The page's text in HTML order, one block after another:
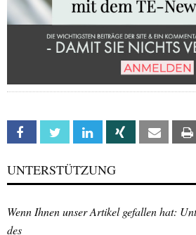
Facebook Twitter Linkedin Xing Email
UNTERSTÜTZUNG
Wenn Ihnen unser Artikel gefallen hat:
des